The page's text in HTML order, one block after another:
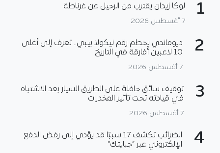
1 لوكا زيدان يقترب من الرحيل عن غرناطة
7 أغسطس 2026
2
ديوماندي يحطم رقم نيكولا بيبي.. تعرف إلى أغلى
10 لاعبين أفارقة في التاريخ
7 أغسطس 2026
3
توقيف سائق حافلة على الطريق السيار بعد الاشتباه
في قيادته تحت تأثير المخدرات
7 أغسطس 2026
4
الضرائب تكشف 17 سببًا قد يؤدي إلى رفض الدفع
الإلكتروني عبر “جبايتك”